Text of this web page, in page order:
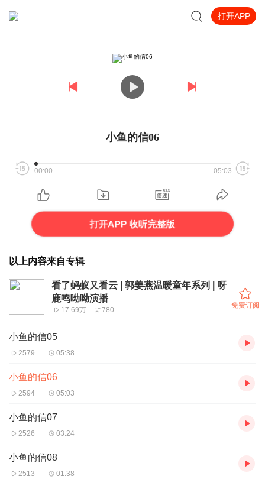
打开APP
小鱼的信06
00:00 05:03
打开APP 收听完整版
以上内容来自专辑
看了蚂蚁又看云 | 郭姜燕温暖童年系列 | 呀
鹿鸣呦呦演播
17.69万 780
免费订阅
小鱼的信05
2579 05:38
小鱼的信06
2594 05:03
小鱼的信07
2526 03:24
小鱼的信08
2513 01:38